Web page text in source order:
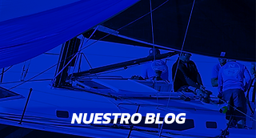
NUESTRO BLOG